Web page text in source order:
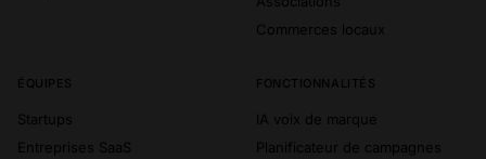
Commerces locaux
ÉQUIPES
Startups
Entreprises SaaS
FONCTIONNALITÉS
IA voix de marque
Planificateur de campagnes